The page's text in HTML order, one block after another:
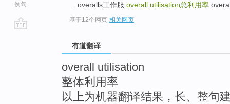
例句
... overalls工作服 overall utilisation总利用率
基于12个网页-相关网页
有道翻译
overall utilisation
整体利用率
以上为机器翻译结果，长、整句